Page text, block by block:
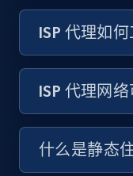
ISP 代理如何
ISP 代理网
什么是静态